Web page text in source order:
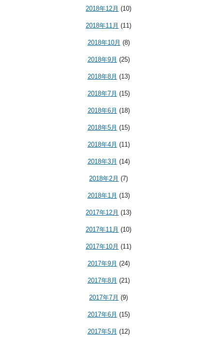
2018年12月 (10)
2018年11月 (11)
2018年10月 (8)
2018年9月 (25)
2018年8月 (13)
2018年7月 (15)
2018年6月 (18)
2018年5月 (15)
2018年4月 (11)
2018年3月 (14)
2018年2月 (7)
2018年1月 (13)
2017年12月 (13)
2017年11月 (10)
2017年10月 (11)
2017年9月 (24)
2017年8月 (21)
2017年7月 (9)
2017年6月 (15)
2017年5月 (12)